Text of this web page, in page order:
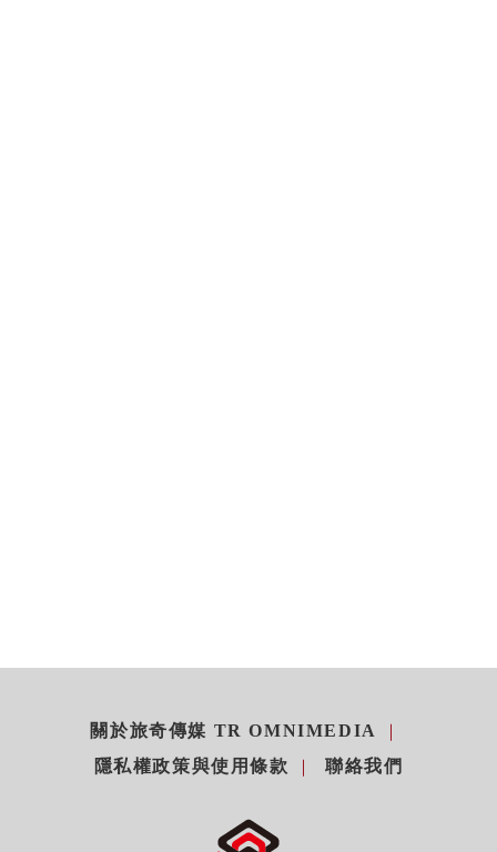
關於旅奇傳媒 TR OMNIMEDIA
隱私權政策與使用條款
聯絡我們